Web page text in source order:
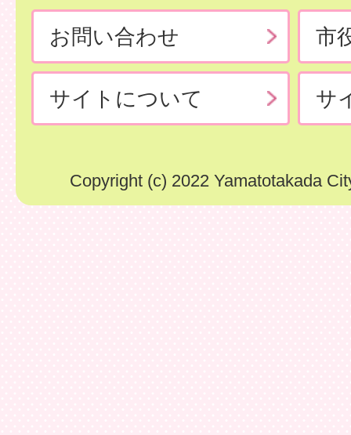
お問い合わせ 市
サイトについて サ
Copyright (c) 2022 Yamatotakada